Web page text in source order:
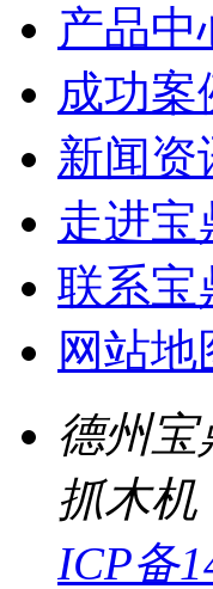
产品中
成功案
新闻资
走进宝
联系宝
网站地
德州宝
抓木机
ICP备